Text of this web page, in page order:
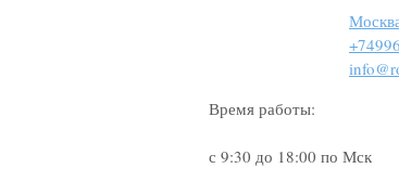
Время работы:
с 9:30 до 18:00 по Мск